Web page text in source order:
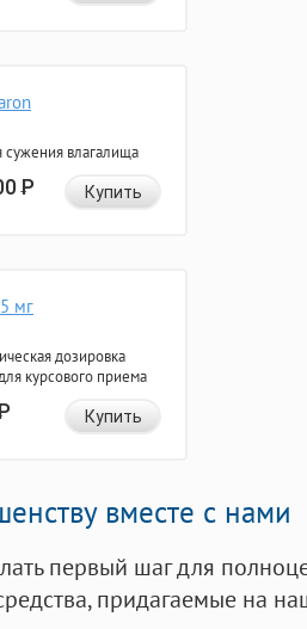
сужения влагалища
Р Купить
мг
дозировка
курсового приема
Купить
вместе с нами
первый шаг для
придагаемые на